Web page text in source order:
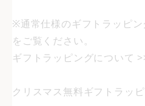
※通常仕様のギフトラッピ
をご覧ください。
ギフトラッピングについて
クリスマス無料ギフトラッ